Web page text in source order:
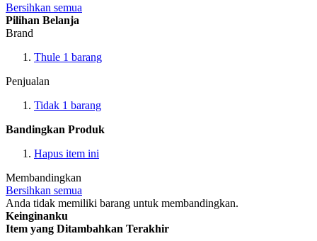
Bersihkan semua
Pilihan Belanja
Brand
Thule 1 barang
Penjualan
Tidak 1 barang
Bandingkan Produk
Hapus item ini
Membandingkan
Bersihkan semua
Anda tidak memiliki barang untuk membandingkan.
Keinginanku
Item yang Ditambahkan Terakhir